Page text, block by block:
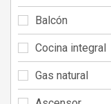
Balcón
Cocina integral
Gas natural